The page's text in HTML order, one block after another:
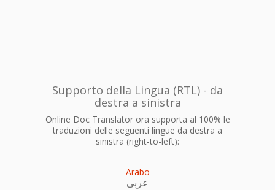
Supporto della Lingua (RTL) - da
destra a sinistra
Online Doc Translator ora supporta al 100% le
traduzioni delle seguenti lingue da destra a
sinistra (right-to-left):
Arabo
عربى